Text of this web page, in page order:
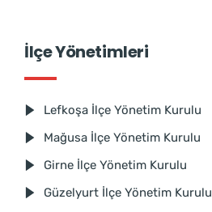
İlçe Yönetimleri
Lefkoşa İlçe Yönetim Kurulu
Mağusa İlçe Yönetim Kurulu
Girne İlçe Yönetim Kurulu
Güzelyurt İlçe Yönetim Kurulu